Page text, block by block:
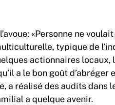
«Personne ne
typique de
actionnaires
a le bon goût
a réalisé des audits
a quelque avenir.